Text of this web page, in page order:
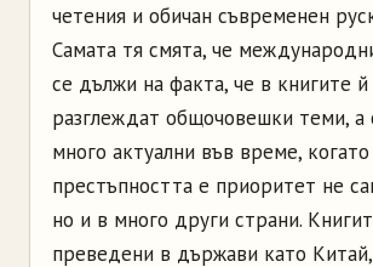
четения и обичан съвременен
Самата тя смята, че
се дължи на факта, че в книгите й
разглеждат общочовешки теми,
много актуални във време,
престъпността е приоритет не
но и в много други страни.
преведени в държави като